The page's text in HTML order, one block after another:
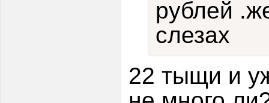
рублей
слезах
22 тыщи и